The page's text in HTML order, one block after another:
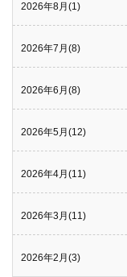
2026年8月(1)
2026年7月(8)
2026年6月(8)
2026年5月(12)
2026年4月(11)
2026年3月(11)
2026年2月(3)